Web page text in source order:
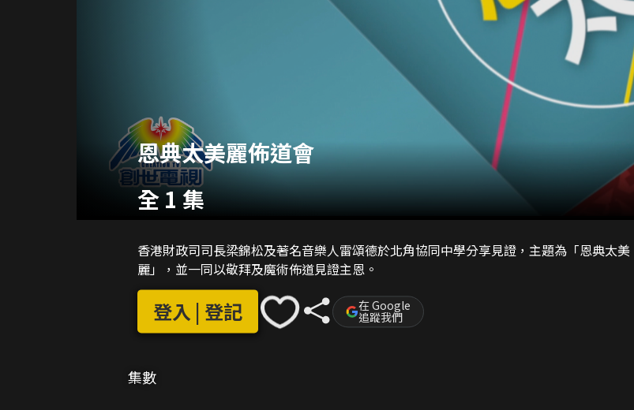
恩典太美麗佈道會
全 1 集
香港財政司司長梁錦松及著名音樂人雷頌德於北角協同中學分享見證，主題為「恩典太美
麗」，並一同以敬拜及魔術佈道見證主恩。
登入 | 登記 在 Google
追蹤我們
集數